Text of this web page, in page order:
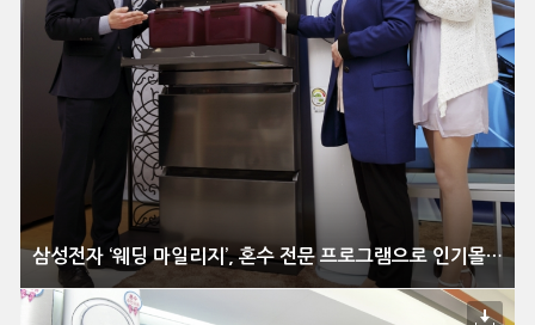
삼성전자 ‘웨딩 마일리지’, 혼수 전문 프로그램으로 인기몰이